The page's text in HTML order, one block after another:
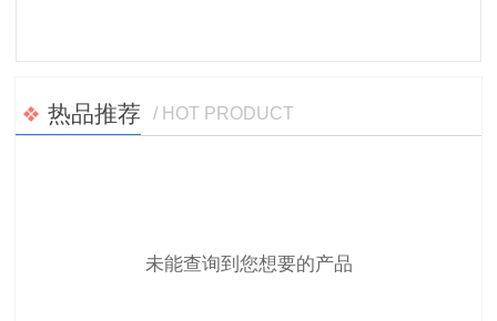
热品推荐 / HOT PRODUCT
未能查询到您想要的产品